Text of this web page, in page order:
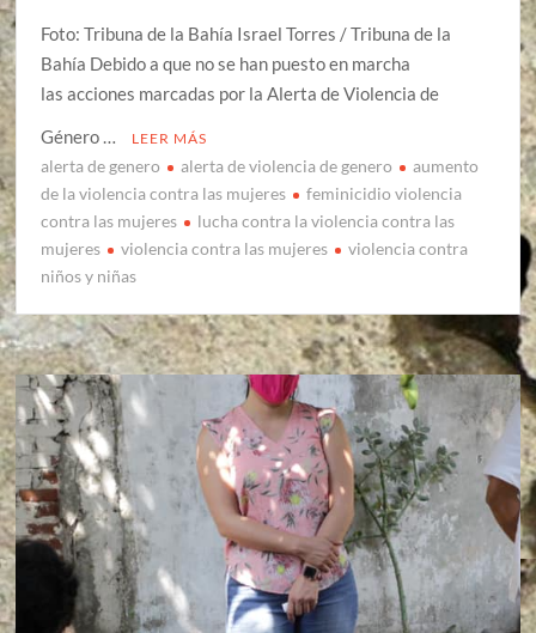
Foto: Tribuna de la Bahía Israel Torres / Tribuna de la
Bahía Debido a que no se han puesto en marcha
las acciones marcadas por la Alerta de Violencia de
Género …
LEER MÁS
alerta de genero alerta de violencia de genero
aumento
de la violencia contra las mujeres
feminicidio violencia
contra las mujeres
lucha contra la violencia contra las
mujeres
violencia contra las mujeres
violencia contra
niños y niñas